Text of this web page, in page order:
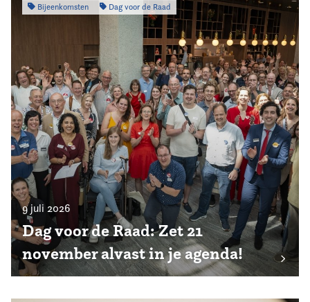
Bijeenkomsten Dag voor de Raad
9 juli 2026
Dag voor de Raad: Zet 21
november alvast in je agenda!